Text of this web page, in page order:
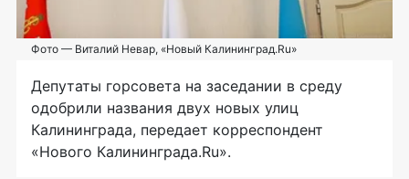
Фото — Виталий Невар, «Новый Калининград.Ru»
Депутаты горсовета на заседании в среду
одобрили названия двух новых улиц
Калининграда, передает корреспондент
«Нового Калининграда.Ru».